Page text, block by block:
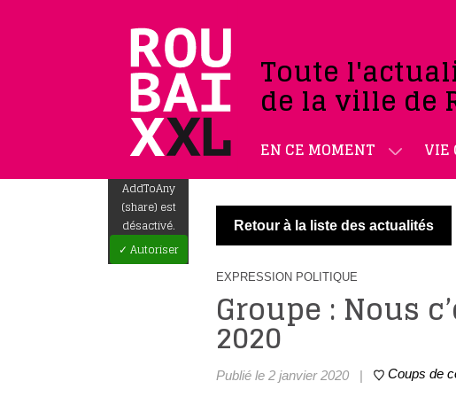
Toute
de la ville de
EN CE MOMENT VIE
AddToAny
(share) est
désactivé.
✓ Autoriser
Retour à la liste des actualités
EXPRESSION POLITIQUE
Groupe : Nous
2020
Publié le 2 janvier 2020 | Coups de